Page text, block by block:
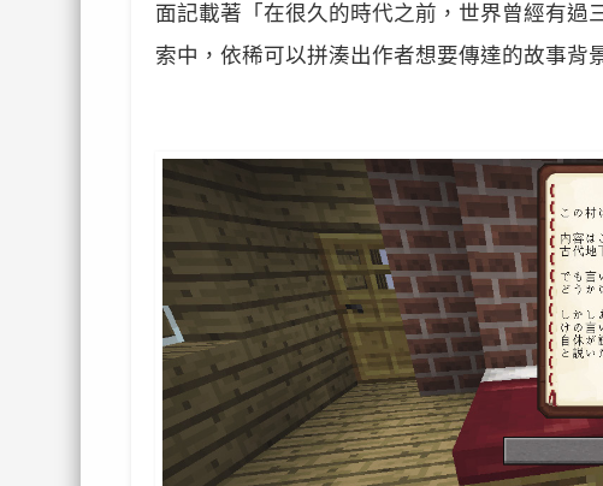
面記載著「在很久的時代之前，世界曾經有
索中，依稀可以拼湊出作者想要傳達的故事背